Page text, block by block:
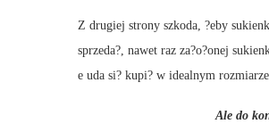
Z drugiej strony szkoda, ?eby
sprzeda?, nawet raz za?o?onej
e uda si? kupi? w idealnym
Ale do